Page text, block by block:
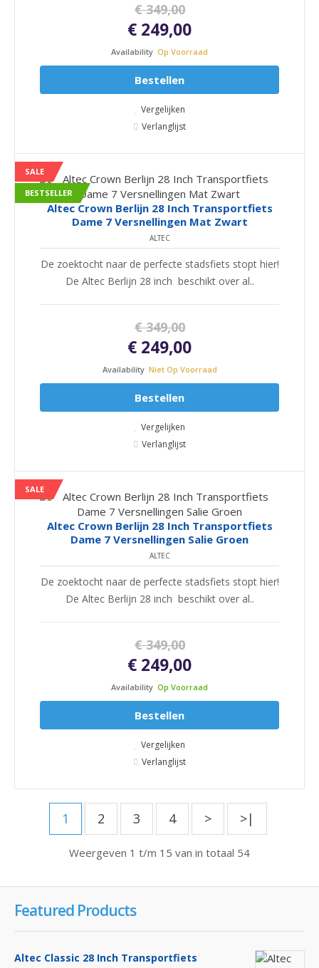
€ 349,00
€ 249,00
Availability Op Voorraad
Bestellen
Vergelijken
Verlanglijst
SALE
BESTSELLER
Altec Crown Berlijn 28 Inch Transportfiets
Dame 7 Versnellingen Mat Zwart
ALTEC
De zoektocht naar de perfecte stadsfiets stopt hier!
De Altec Berlijn 28 inch beschikt over al..
€ 349,00
€ 249,00
Availability Niet Op Voorraad
Bestellen
Vergelijken
Verlanglijst
SALE
Altec Crown Berlijn 28 Inch Transportfiets
Dame 7 Versnellingen Salie Groen
ALTEC
De zoektocht naar de perfecte stadsfiets stopt hier!
De Altec Berlijn 28 inch beschikt over al..
€ 349,00
€ 249,00
Availability Op Voorraad
Bestellen
Vergelijken
Verlanglijst
1 2 3 4 > >|
Weergeven 1 t/m 15 van in totaal 54
Featured Products
Altec Classic 28 Inch Transportfiets